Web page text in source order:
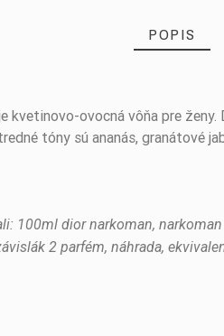
POPIS
kvetinovo-ovocná vôňa pre
tóny sú ananás, granátové
100ml dior narkoman,
2 parfém, náhrada,